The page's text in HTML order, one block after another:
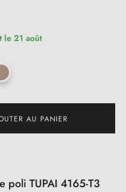
le 21 août
AU PANIER
poli TUPAI 4165-T3